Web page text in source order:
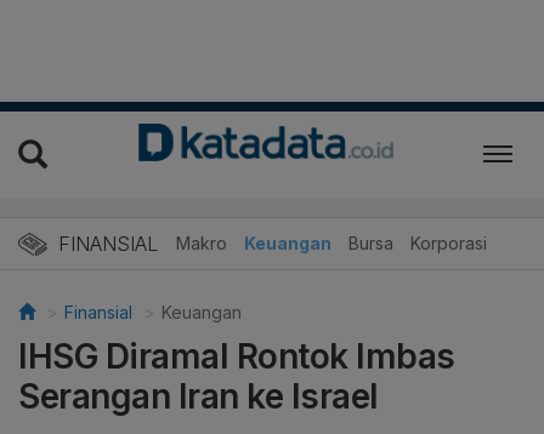
FINANSIAL Makro Keuangan Bursa Korporasi
Finansial Keuangan
IHSG Diramal Rontok Imbas
Serangan Iran ke Israel